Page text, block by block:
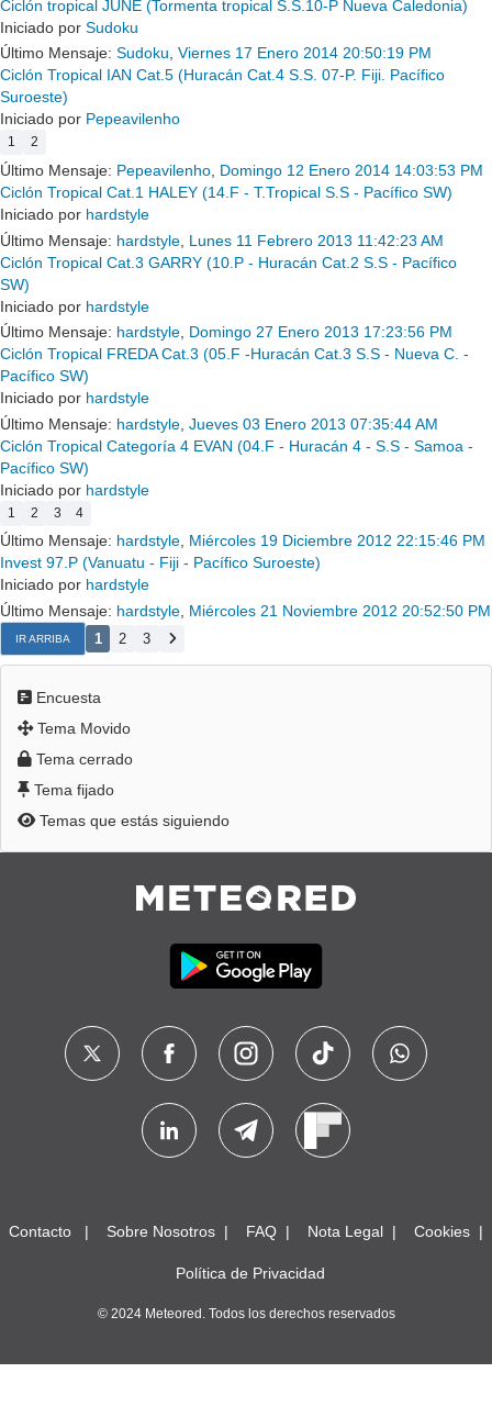
Ciclón tropical JUNE (Tormenta tropical S.S.10-P Nueva Caledonia)
Iniciado por Sudoku
Último Mensaje: Sudoku, Viernes 17 Enero 2014 20:50:19 PM
Ciclón Tropical IAN Cat.5 (Huracán Cat.4 S.S. 07-P. Fiji. Pacífico
Suroeste)
Iniciado por Pepeavilenho
1 2
Último Mensaje: Pepeavilenho Domingo 12 Enero 2014 14:03:53 PM
Ciclón Tropical Cat.1 HALEY (14.F - T.Tropical S.S - Pacífico SW)
Iniciado por hardstyle
Último Mensaje: hardstyle Lunes 11 Febrero 2013 11:42:23 AM
Ciclón Tropical Cat.3 GARRY (10.P - Huracán Cat.2 S.S - Pacífico
SW)
Iniciado por hardstyle
Último Mensaje: hardstyle Domingo 27 Enero 2013 17:23:56 PM
Ciclón Tropical FREDA Cat.3 (05.F -Huracán Cat.3 S.S - Nueva C. -
Pacífico SW)
Iniciado por hardstyle
Último Mensaje: hardstyle Jueves 03 Enero 2013 07:35:44 AM
Ciclón Tropical Categoría 4 EVAN (04.F - Huracán 4 - S.S - Samoa -
Pacífico SW)
Iniciado por hardstyle
1 2 3 4
Último Mensaje: hardstyle, Miércoles 19 Diciembre 2012 22:15:46 PM
Invest 97.P (Vanuatu - Fiji - Pacífico Suroeste)
Iniciado por hardstyle
Último Mensaje: hardstyle Miércoles 21 Noviembre 2012 20:52:50 PM
IR ARRIBA 1 2 3
Encuesta
Tema Movido
Tema cerrado
Tema fijado
Temas que estás siguiendo
Contacto Sobre Nosotros FAQ Nota Legal Cookies
Política de Privacidad
© 2024 Meteored. Todos los derechos reservados